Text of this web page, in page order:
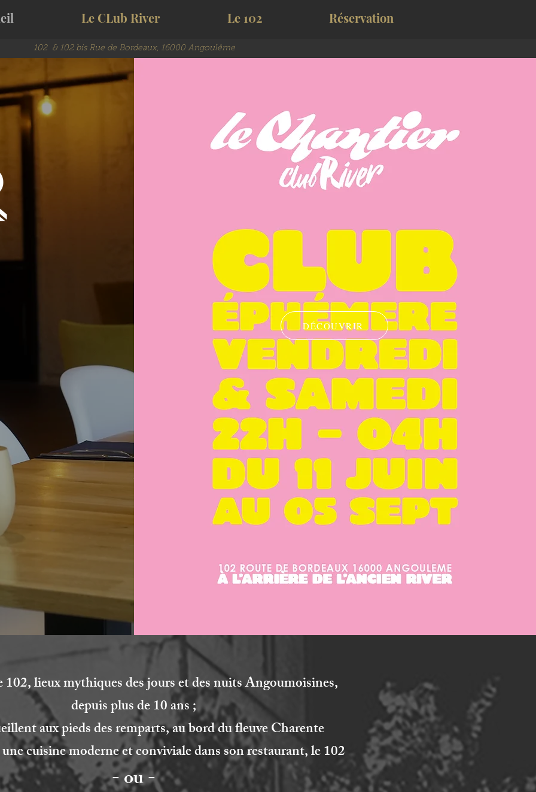
Le CLub River Le 102 Réservation
102 & 102 bis Rue de Bordeaux, 16000 Angoulême
DÉCOUVRIR
102, lieux mythiques des jours et des nuits Angoumoisines,
depuis plus de 10 ans ;
aux pieds des remparts, au bord du fleuve Charente
cuisine moderne et conviviale dans son restaurant, le 102
- ou -